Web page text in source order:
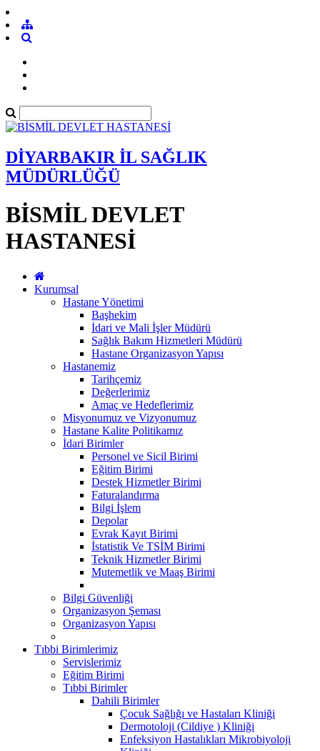
DİYARBAKIR İL SAĞLIK
MÜDÜRLÜĞÜ
BİSMİL DEVLET
HASTANESİ
Kurumsal
Hastane Yönetimi
Başhekim
İdari ve Mali İşler Müdürü
Sağlık Bakım Hizmetleri Müdürü
Hastane Organizasyon Yapısı
Hastanemiz
Tarihçemiz
Değerlerimiz
Amaç ve Hedeflerimiz
Misyonumuz ve Vizyonumuz
Hastane Kalite Politikamız
İdari Birimler
Personel ve Sicil Birimi
Eğitim Birimi
Destek Hizmetler Birimi
Faturalandırma
Bilgi İşlem
Depolar
Evrak Kayıt Birimi
İstatistik Ve TSİM Birimi
Teknik Hizmetler Birimi
Mutemetlik ve Maaş Birimi
Bilgi Güvenliği
Organizasyon Şeması
Organizasyon Yapısı
Tıbbi Birimlerimiz
Servislerimiz
Eğitim Birimi
Tıbbi Birimler
Dahili Birimler
Çocuk Sağlığı ve Hastaları Kliniği
Dermotoloji (Cildiye ) Kliniği
Enfeksiyon Hastalıkları Mikrobiyoloji